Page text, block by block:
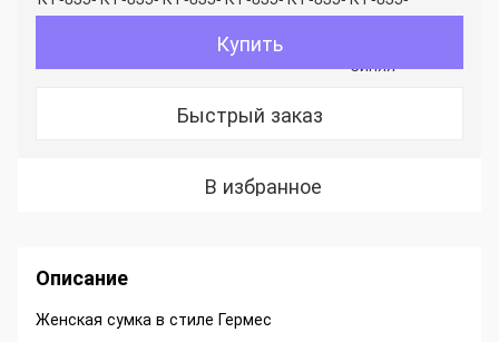
Купить
Быстрый заказ
В избранное
Описание
Женская сумка в стиле Гермес